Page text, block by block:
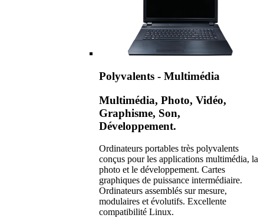
Polyvalents - Multimédia
Multimédia, Photo, Vidéo,
Graphisme, Son,
Développement.
Ordinateurs portables très polyvalents
conçus pour les applications multimédia, la
photo et le développement. Cartes
graphiques de puissance intermédiaire.
Ordinateurs assemblés sur mesure,
modulaires et évolutifs. Excellente
compatibilité Linux.